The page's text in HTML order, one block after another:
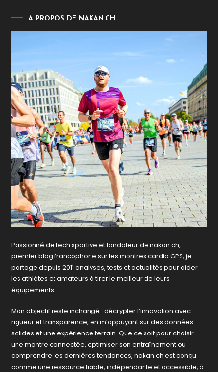
A PROPOS DE NAKAN.CH
Passionné de tech sportive et fondateur de nakan.ch,
premier blog francophone sur les montres cardio GPS, je
partage depuis 2011 analyses, tests et actualités pour aider
les athlètes et amateurs à tirer le meilleur de leurs
équipements.
Mon objectif reste inchangé : décrypter l’innovation avec
rigueur et transparence, en m’appuyant sur des données
solides et une expérience terrain. Que ce soit pour choisir
une montre connectée, optimiser son entraînement ou
comprendre les dernières tendances, nakan.ch est conçu
comme une ressource fiable, indépendante et accessible, à